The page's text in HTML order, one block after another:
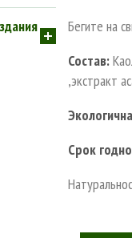
Бегите на
Состав:
,экстракт
Срок